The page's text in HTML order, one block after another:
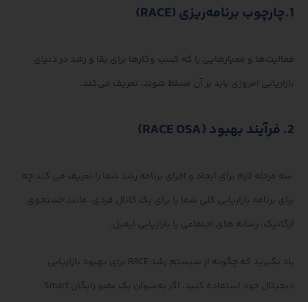
1.چارچوب برنامه‌ریزی (RACE)
فعالیت‌ها و معیارهایی را که کسب‌ وکارها برای بقا و رشد در دنیای
بازاریابی امروزی باید بر آن مسلط شوند، تعریف می‌کند.
2. فرآیند بهبود (RACE OSA)
سه مرحله لازم برای ایجاد و اجرای برنامه رشد شما را تعریف می کند چه
برای برنامه بازاریابی کلی شما یا برای یک کانال فردی، مانند جستجوی
ارگانیک، رسانه های اجتماعی یا بازاریابی ایمیل.
یاد بگیرید که چگونه از سیستم رشد RACE برای بهبود بازاریابی
دیجیتال خود استفاده کنید. اگر به‌عنوان یک عضو رایگان Smart